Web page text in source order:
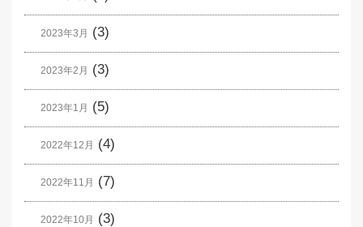
2023年3月 (3)
2023年2月 (3)
2023年1月 (5)
2022年12月 (4)
2022年11月 (7)
2022年10月 (3)